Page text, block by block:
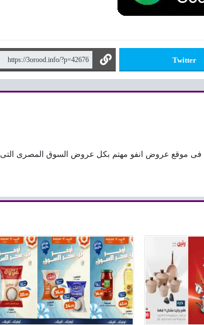
Twitter
فى موقع عروض انفو مهتم بكل عروض السوق المصرى التى